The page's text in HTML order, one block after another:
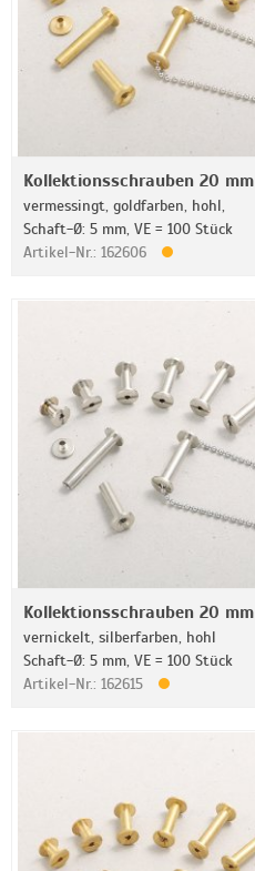
Kollektionsschrauben 20 mm
vermessingt, goldfarben, hohl,
Schaft-Ø: 5 mm, VE = 100 Stück
Artikel-Nr.: 162606
Kollektionsschrauben 20 mm
vernickelt, silberfarben, hohl
Schaft-Ø: 5 mm, VE = 100 Stück
Artikel-Nr.: 162615